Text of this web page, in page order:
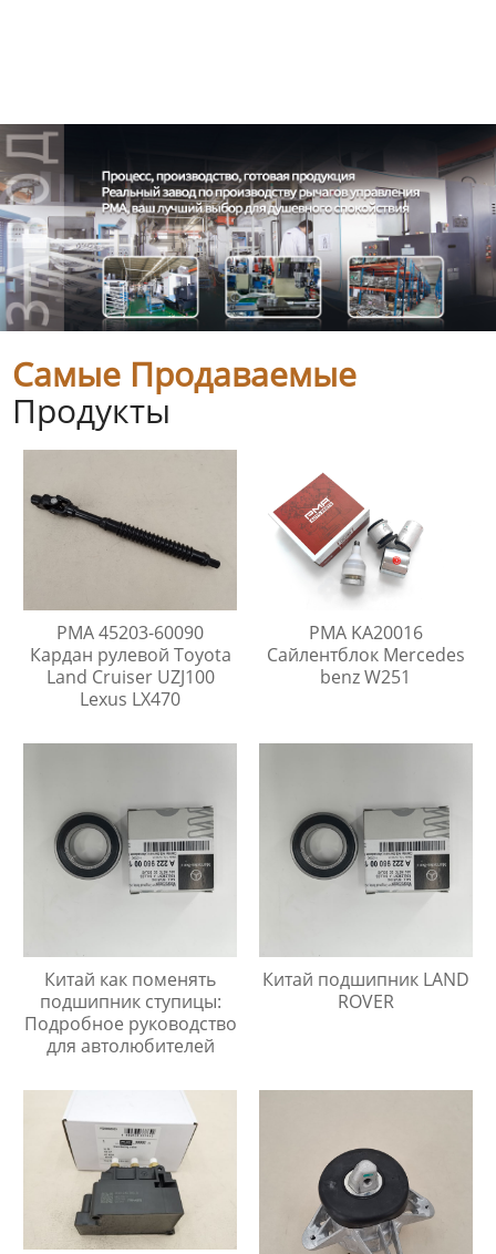
Самые Продаваемые
Продукты
PMA 45203-60090
Кардан рулевой Toyota
Land Cruiser UZJ100
Lexus LX470
PMA KA20016
Сайлентблок Mercedes
benz W251
Китай как поменять
подшипник ступицы:
Подробное руководство
для автолюбителей
Китай подшипник LAND
ROVER